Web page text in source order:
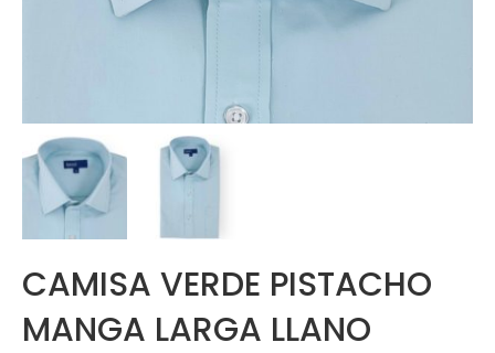
CAMISA VERDE PISTACHO
MANGA LARGA LLANO